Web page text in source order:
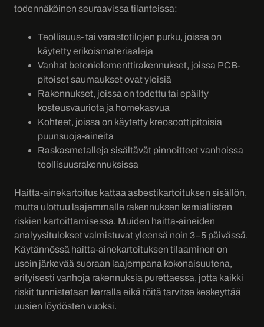
todennäköinen seuraavissa tilanteissa:
Teollisuus- tai varastotilojen purku, joissa on
käytetty erikoismateriaaleja
Vanhat betonielementtirakennukset, joissa PCB-
pitoiset saumaukset ovat yleisiä
Rakennukset, joissa on todettu tai epäilty
kosteusvauriota ja homekasvua
Kohteet, joissa on käytetty kreosoottipitoisia
puunsuoja-aineita
Raskasmetalleja sisältävät pinnoitteet vanhoissa
teollisuusrakennuksissa
Haitta-ainekartoitus kattaa asbestikartoituksen sisällön,
mutta ulottuu laajemmalle rakennuksen kemiallisten
riskien kartoittamisessa. Muiden haitta-aineiden
analyysitulokset valmistuvat yleensä noin 3–5 päivässä.
Käytännössä haitta-ainekartoituksen tilaaminen on
usein järkevää suoraan laajempana kokonaisuutena,
erityisesti vanhoja rakennuksia purettaessa, jotta kaikki
riskit tunnistetaan kerralla eikä töitä tarvitse keskeyttää
uusien löydösten vuoksi.